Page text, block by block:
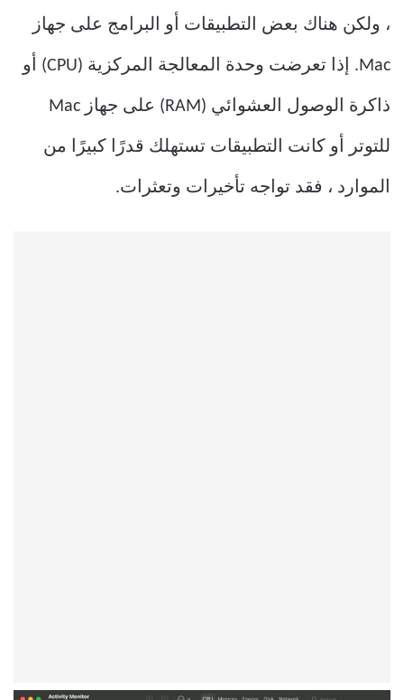
، ولكن هناك بعض التطبيقات أو البرامج على جهاز
Mac. إذا تعرضت وحدة المعالجة المركزية (CPU) أو
ذاكرة الوصول العشوائي (RAM) على جهاز Mac
للتوتر أو كانت التطبيقات تستهلك قدرًا كبيرًا من
الموارد ، فقد تواجه تأخيرات وتعثرات.